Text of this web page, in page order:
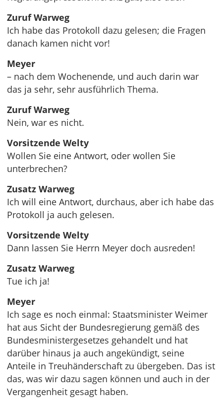
Zuruf Warweg
Ich habe das Protokoll dazu gelesen; die Fragen
danach kamen nicht vor!
Meyer
– nach dem Wochenende, und auch darin war
das ja sehr, sehr ausführlich Thema.
Zuruf Warweg
Nein, war es nicht.
Vorsitzende Welty
Wollen Sie eine Antwort, oder wollen Sie
unterbrechen?
Zusatz Warweg
Ich will eine Antwort, durchaus, aber ich habe das
Protokoll ja auch gelesen.
Vorsitzende Welty
Dann lassen Sie Herrn Meyer doch ausreden!
Zusatz Warweg
Tue ich ja!
Meyer
Ich sage es noch einmal: Staatsminister Weimer
hat aus Sicht der Bundesregierung gemäß des
Bundesministergesetzes gehandelt und hat
darüber hinaus ja auch angekündigt, seine
Anteile in Treuhänderschaft zu übergeben. Das ist
das, was wir dazu sagen können und auch in der
Vergangenheit gesagt haben.